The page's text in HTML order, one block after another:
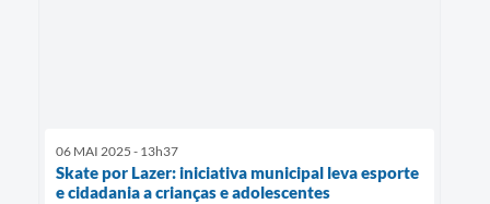
06 MAI 2025 - 13h37
Skate por Lazer: iniciativa municipal leva esporte
e cidadania a crianças e adolescentes